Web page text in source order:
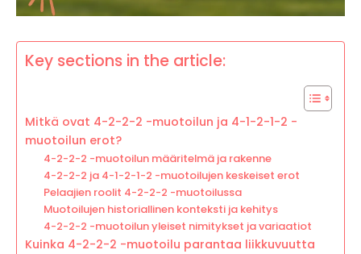
Key sections in the article:
Mitkä ovat 4-2-2-2 -muotoilun ja 4-1-2-1-2 -
muotoilun erot?
4-2-2-2 -muotoilun määritelmä ja rakenne
4-2-2-2 ja 4-1-2-1-2 -muotoilujen keskeiset erot
Pelaajien roolit 4-2-2-2 -muotoilussa
Muotoilujen historiallinen konteksti ja kehitys
4-2-2-2 -muotoilun yleiset nimitykset ja variaatiot
Kuinka 4-2-2-2 -muotoilu parantaa liikkuvuutta